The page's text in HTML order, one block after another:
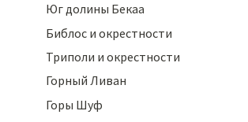
Юг долины Бекаа
Библос и окрестности
Триполи и окрестности
Горный Ливан
Горы Шуф